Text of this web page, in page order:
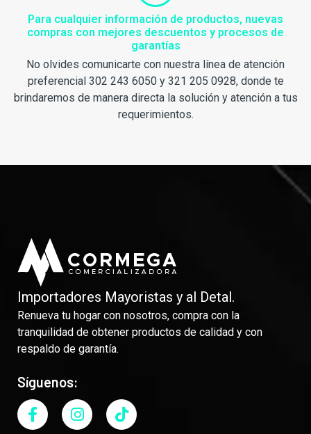
Para cualquier información de productos, nuevas
compras con mejores descuentos y procesos de
garantías
No olvides comunicarte con nuestra línea de atención
preferencial 302 243 6050 y 321 205 0928, donde te
brindaremos de manera directa la solución y atención a tus
requerimientos.
Importadores Mayoristas y al Detal.
Renueva tu hogar con nosotros, compra con la
tranquilidad de obtener productos de calidad y con
respaldo de garantía.
Síguenos: